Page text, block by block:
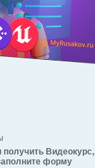
получить Видеокурс,
форму